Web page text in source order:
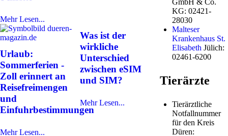
Mehr Lesen...
Urlaub:
Sommerferien -
Zoll erinnert an
Reisefreimengen
und
Einfuhrbestimmungen
Mehr Lesen...
Was ist der
wirkliche
Unterschied
zwischen eSIM
und SIM?
Mehr Lesen...
GmbH & Co.
KG: 02421-
28030
Malteser
Krankenhaus St.
Elisabeth Jülich:
02461-6200
Tierärzte
Tierärztliche
Notfallnummer
für den Kreis
Düren: